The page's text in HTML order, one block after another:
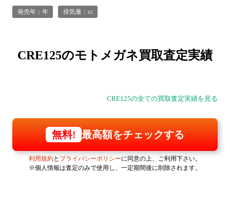
発売年：年 排気量：cc
CRE125のモトメガネ買取査定実績
CRE125の全ての買取査定実績を見る
無料! 最高額をチェックする
利用規約と プライバシーポリシーに同意の上、ご利用下さい。
※個人情報は査定のみで使用し、一定期間後に削除されます。